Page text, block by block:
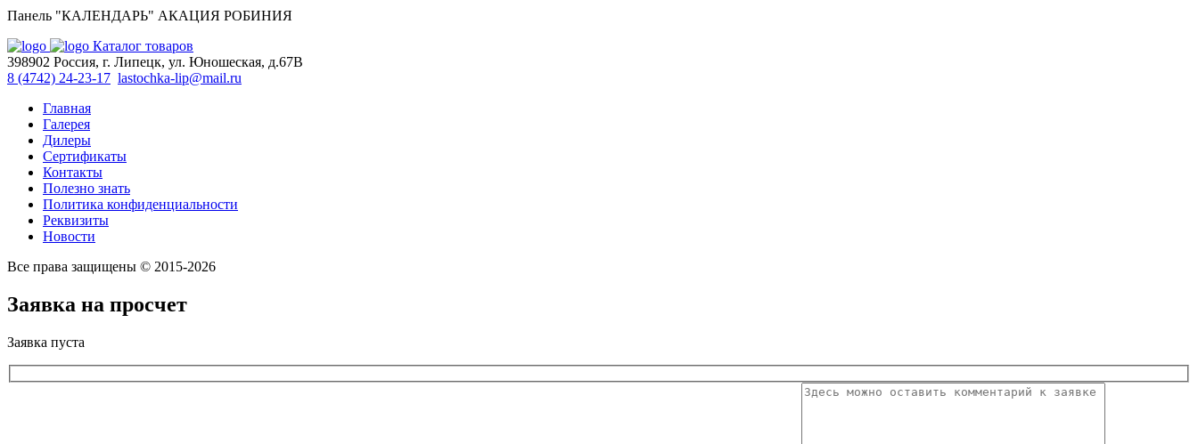
Панель "КАЛЕНДАРЬ" АКАЦИЯ РОБИНИЯ
Каталог товаров
398902 Россия, г. Липецк, ул. Юношеская, д.67В
8 (4742) 24-23-17 lastochka-lip@mail.ru
Главная
Галерея
Дилеры
Сертификаты
Контакты
Полезно знать
Политика конфиденциальности
Реквизиты
Новости
Все права защищены © 2015-2026
Заявка на просчет
Заявка пуста